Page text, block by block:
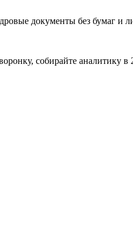
документы без бумаг и
собирайте аналитику в